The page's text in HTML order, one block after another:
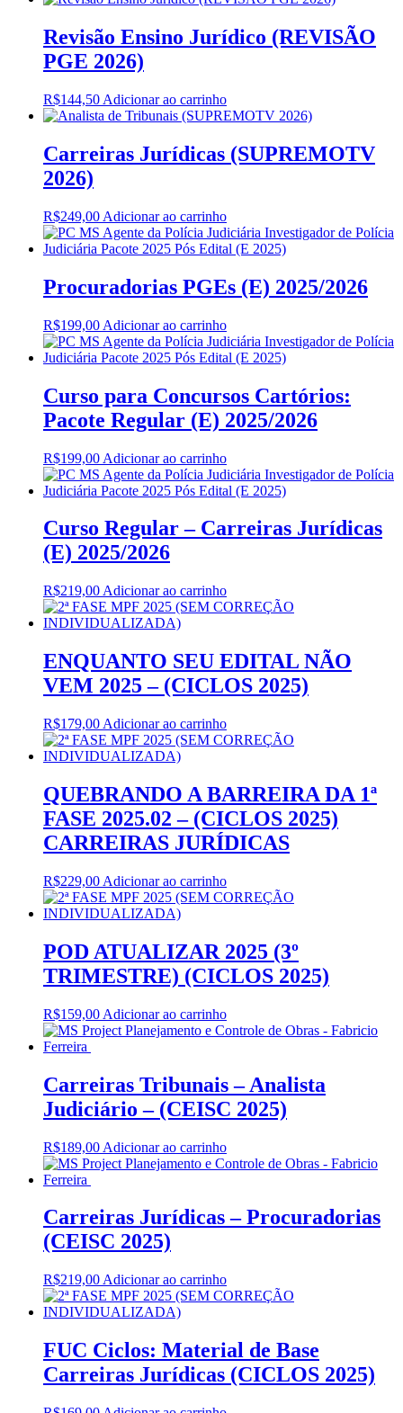
Revisão Ensino Jurídico (REVISÃO
PGE 2026)
R$144,50 Adicionar ao carrinho
Carreiras Jurídicas (SUPREMOTV
2026)
R$249,00 Adicionar ao carrinho
Procuradorias PGEs (E) 2025/2026
R$199,00 Adicionar ao carrinho
Curso para Concursos Cartórios:
Pacote Regular (E) 2025/2026
R$199,00 Adicionar ao carrinho
Curso Regular – Carreiras Jurídicas
(E) 2025/2026
R$219,00 Adicionar ao carrinho
ENQUANTO SEU EDITAL NÃO
VEM 2025 – (CICLOS 2025)
R$179,00 Adicionar ao carrinho
QUEBRANDO A BARREIRA DA 1ª
FASE 2025.02 – (CICLOS 2025)
CARREIRAS JURÍDICAS
R$229,00 Adicionar ao carrinho
POD ATUALIZAR 2025 (3º
TRIMESTRE) (CICLOS 2025)
R$159,00 Adicionar ao carrinho
Carreiras Tribunais – Analista
Judiciário – (CEISC 2025)
R$189,00 Adicionar ao carrinho
Carreiras Jurídicas – Procuradorias
(CEISC 2025)
R$219,00 Adicionar ao carrinho
FUC Ciclos: Material de Base
Carreiras Jurídicas (CICLOS 2025)